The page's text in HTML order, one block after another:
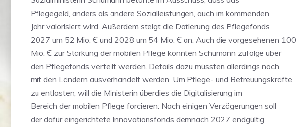
Pflegegeld, anders als andere Sozialleistungen, auch im kommenden
Jahr valorisiert wird. Außerdem steigt die Dotierung des Pflegefonds
2027 um 52 Mio. Ꞓ und 2028 um 54 Mio. Ꞓ an. Auch die vorgesehenen 100
Mio. Ꞓ zur Stärkung der mobilen Pflege könnten Schumann zufolge über
den Pflegefonds verteilt werden. Details dazu müssten allerdings noch
mit den Ländern ausverhandelt werden. Um Pflege- und Betreuungskräfte
zu entlasten, will die Ministerin überdies die Digitalisierung im
Bereich der mobilen Pflege forcieren: Nach einigen Verzögerungen soll
der dafür eingerichtete Innovationsfonds demnach 2027 endgültig